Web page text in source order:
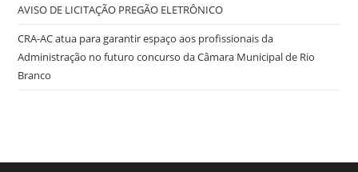
AVISO DE LICITAÇÃO PREGÃO ELETRÔNICO
CRA-AC atua para garantir espaço aos profissionais da
Administração no futuro concurso da Câmara Municipal de Rio
Branco